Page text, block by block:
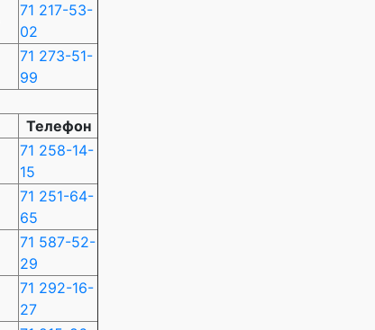
71 217-53-
02
71 273-51-
99
Телефон
71 258-14-
15
71 251-64-
65
71 587-52-
29
71 292-16-
27